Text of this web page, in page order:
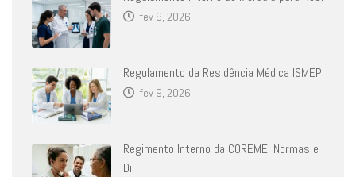
fev 9, 2026
Regulamento da Residência Médica ISMEP
fev 9, 2026
Regimento Interno da COREME: Normas e
Di